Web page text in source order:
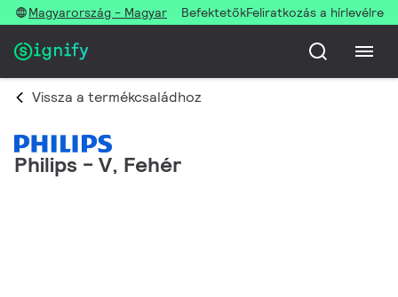
Magyarország - Magyar BefektetőkFeliratkozás a hírlevélre
Vissza a termékcsaládhoz
Philips - V, Fehér